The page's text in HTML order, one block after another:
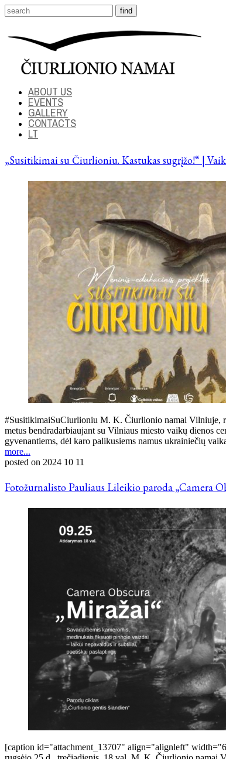
ABOUT US
EVENTS
GALLERY
CONTACTS
LT
„Susitikimai su Čiurlioniu. Kastukas sugrįžo!“ |
#SusitikimaiSuCiurlioniu M. K. Čiurlionio namai Vilniuje,
metus bendradarbiaujant su Vilniaus miesto vaikų dienos
gyvenantiems, dėl karo palikusiems namus ukrainiečių
more...
posted on 2024 10 11
Fotožurnalisto Pauliaus Lileikio paroda „Camera
[caption id="attachment_13707" align="alignleft"